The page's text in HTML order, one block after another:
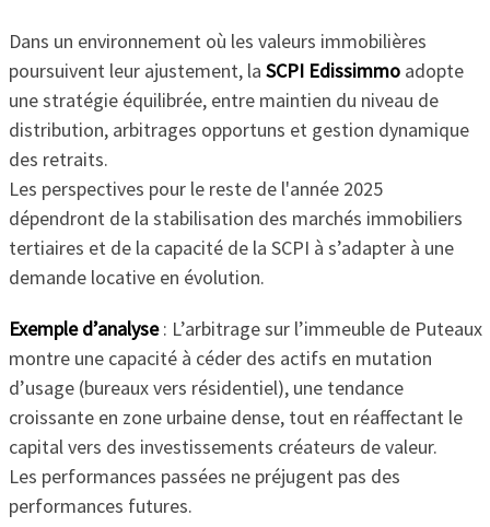
Dans un environnement où les valeurs immobilières
poursuivent leur ajustement, la SCPI Edissimmoadopte
une stratégie équilibrée, entre maintien du niveau de
distribution, arbitrages opportuns et gestion dynamique
des retraits.
Les perspectives pour le reste de l'année 2025
dépendront de la stabilisation des marchés immobiliers
tertiaires et de la capacité de la SCPI à s’adapter à une
demande locative en évolution.
Exemple d’analyse: L’arbitrage sur l’immeuble de Puteaux
montre une capacité à céder des actifs en mutation
d’usage (bureaux vers résidentiel), une tendance
croissante en zone urbaine dense, tout en réaffectant le
capital vers des investissements créateurs de valeur.
Les performances passées ne préjugent pas des
performances futures.